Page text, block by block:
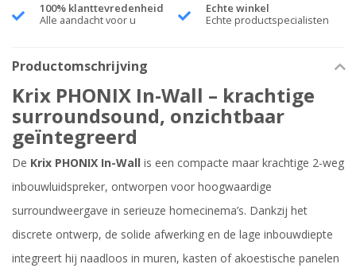
100% klanttevredenheid
Alle aandacht voor u
Echte winkel
Echte productspecialisten
Productomschrijving
Krix PHONIX In-Wall – krachtige
surroundsound, onzichtbaar
geïntegreerd
De Krix PHONIX In-Wall is een compacte maar krachtige 2-weg
inbouwluidspreker, ontworpen voor hoogwaardige
surroundweergave in serieuze homecinema’s. Dankzij het
discrete ontwerp, de solide afwerking en de lage inbouwdiepte
integreert hij naadloos in muren, kasten of akoestische panelen